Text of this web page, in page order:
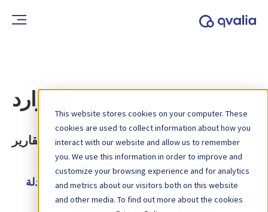
This website stores cookies on your computer. These
cookies are used to collect information about how you
interact with our website and allow us to remember
you. We use this information in order to improve and
customize your browsing experience and for analytics
and metrics about our visitors both on this website
and other media. To find out more about the cookies
الموارد
الفئة: التقارير
جميع الأنواع دراسات الحالة
الأدلة
ندوات عبر الإنترنت